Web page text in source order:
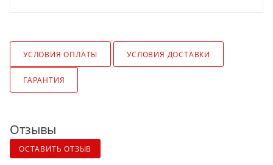
УСЛОВИЯ ОПЛАТЫ УСЛОВИЯ ДОСТАВКИ
ГАРАНТИЯ
Отзывы
ОСТАВИТЬ ОТЗЫВ